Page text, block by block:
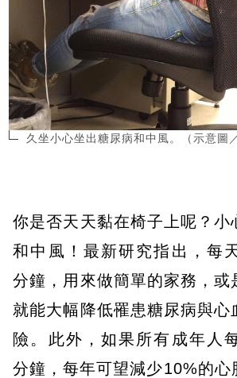
久坐小心坐出糖尿病和中風。（示意圖
你是否天天黏在椅子上呢？小
和中風！最新研究指出，每
分鐘，用來做簡單的家務，或
就能大幅降低罹患糖尿病與心
險。此外，如果所有成年人
分鐘，每年可望減少10%的心